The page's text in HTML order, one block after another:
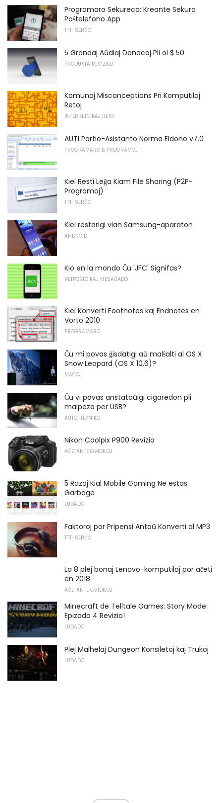
Programaro Sekureco: Kreante Sekura
Poŝtelefono App
TTT-SERĈO
5 Grandaj Aŭdiaj Donacoj Pli ol $ 50
PRODUKTA REVIZIOJ
Komunaj Misconceptions Pri Komputilaj
Retoj
INTERRETO KAJ RETO
AUTI Partio-Asistanto Norma Eldono v7.0
PROGRAMARO & PROGRAMOJ
Kiel Resti Leĝa Kiam File Sharing (P2P-
Programoj)
TTT-SERĈO
Kiel restarigi vian Samsung-aparaton
ANDROID
Kio en la mondo Ĉu 'JFC' Signifas?
RETPOŜTO KAJ MESAĜADO
Kiel Konverti Footnotes kaj Endnotes en
Vorto 2010
PROGRAMARO
Ĉu mi povas ĝisdatigi aŭ malŝalti al OS X
Snow Leopard (OS X 10.6)?
MACOJ
Ĉu vi povas anstataŭigi cigaredon pli
malpeza per USB?
AŬTO-TEKNIKO
Nikon Coolpix P900 Revizio
AĈETANTE GVIDILOJ
5 Razoj Kial Mobile Gaming Ne estas
Garbage
LUDADO
Faktoroj por Pripensi Antaŭ Konverti al MP3
TTT-SERĈO
La 8 plej bonaj Lenovo-komputiloj por aĉeti
en 2018
AĈETANTE GVIDILOJ
Minecraft de Telltale Games: Story Mode:
Epizodo 4 Revizio!
LUDADO
Plej Malhelaj Dungeon Konsiletoj kaj Trukoj
LUDADO